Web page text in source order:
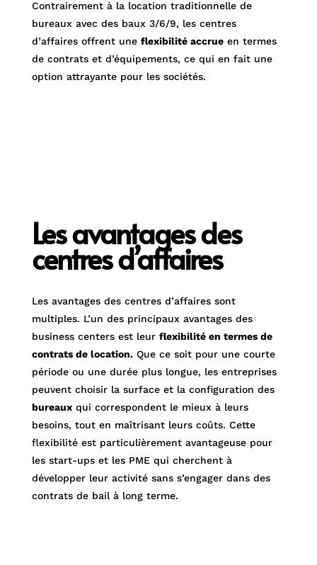
Contrairement à la location traditionnelle de
bureaux avec des baux 3/6/9, les centres
d’affaires offrent une flexibilité accrueen termes
de contrats et d’équipements, ce qui en fait une
option attrayante pour les sociétés.
Les avantages des
centres d’affaires
Les avantages des centres d’affaires sont
multiples. L’un des principaux avantages des
business centers est leur flexibilité en termes de
contrats de location.Que ce soit pour une courte
période ou une durée plus longue, les entreprises
peuvent choisir la surface et la configuration des
bureauxqui correspondent le mieux à leurs
besoins, tout en maîtrisant leurs coûts. Cette
flexibilité est particulièrement avantageuse pour
les start-ups et les PME qui cherchent à
développer leur activité sans s’engager dans des
contrats de bail à long terme.